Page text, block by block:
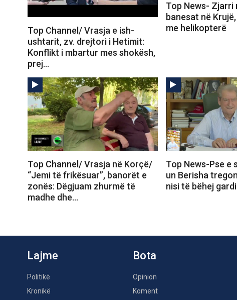
Top Channel/ Vrasja e ish-
ushtarit, zv. drejtori i Hetimit:
Konflikt i mbartur mes shokësh,
prej…
Top News- Zjarri
banesat në
me helikopterë
Top Channel/ Vrasja në Korçë/
“Jemi të frikësuar”, banorët e
zonës: Dëgjuam zhurmë të
madhe dhe…
Top News-Pse e
un Berisha
nisi të bëhej
Lajme
Politikë
Kronikë
Bota
Opinion
Koment